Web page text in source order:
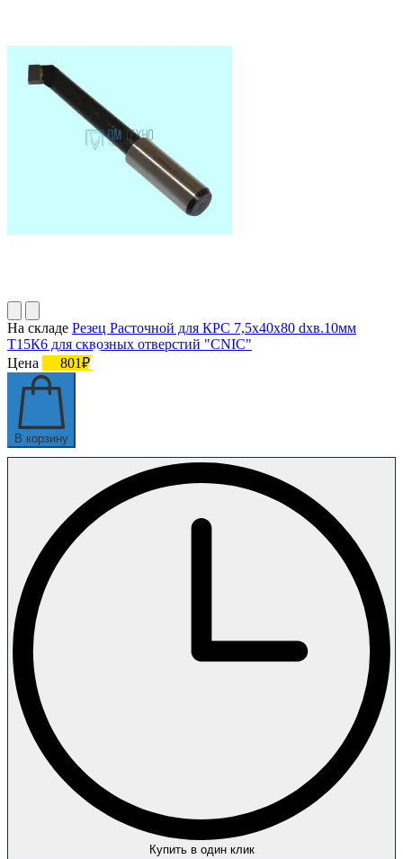
На складе Резец Расточной для КРС 7,5х40х80 dхв.10мм
Т15К6 для сквозных отверстий "CNIC"
Цена
801₽
В корзину
Купить в один клик